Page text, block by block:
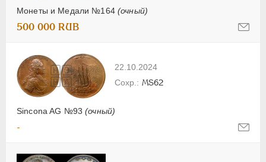
Монеты и Медали №164 (очный)
500 000 RUB
22.10.2024
Sincona AG №93(очный)
MS62
-